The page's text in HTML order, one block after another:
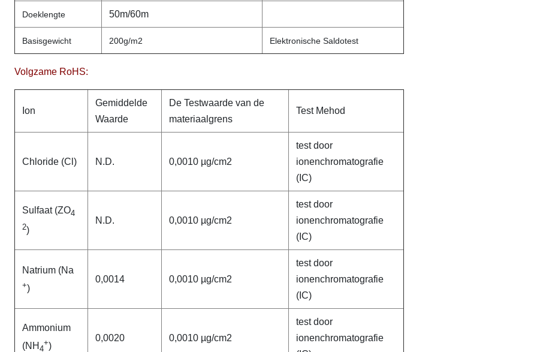
Doeklengte 50m/60m
Basisgewicht 200g/m2 Elektronische Saldotest
Volgzame RoHS:
Ion
Gemiddelde
Waarde
De Testwaarde van de
materiaalgrens
Test Mehod
Chloride (Cl) N.D. 0,0010 µg/cm2
test door
ionenchromatografie
(IC)
Sulfaat (ZO4
2)
N.D. 0,0010 µg/cm2
test door
ionenchromatografie
(IC)
Natrium (Na
+)
0,0014 0,0010 µg/cm2
test door
ionenchromatografie
(IC)
Ammonium
(NH 4
+)
0,0020 0,0010 µg/cm2
test door
ionenchromatografie